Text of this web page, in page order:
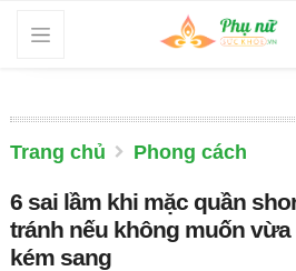
Trang chủ Phong cách
6 sai lầm khi mặc quần
tránh nếu không muốn
kém sang